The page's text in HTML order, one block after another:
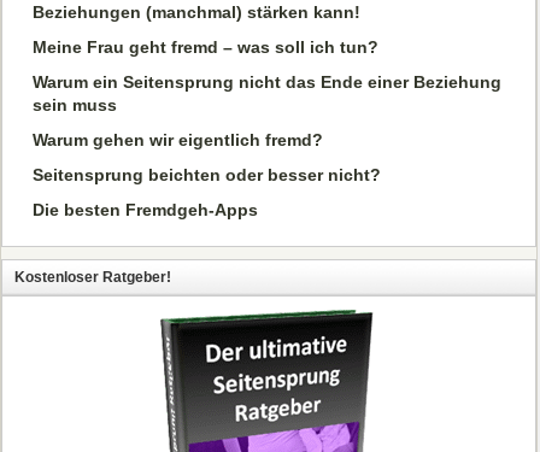
Beziehungen (manchmal) stärken kann!
Meine Frau geht fremd – was soll ich tun?
Warum ein Seitensprung nicht das Ende einer Beziehung
sein muss
Warum gehen wir eigentlich fremd?
Seitensprung beichten oder besser nicht?
Die besten Fremdgeh-Apps
Kostenloser Ratgeber!